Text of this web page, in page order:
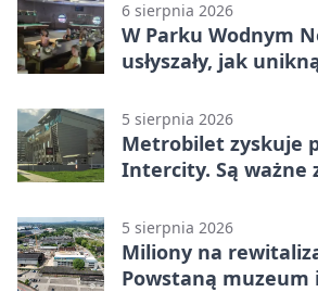
6 sierpnia 2026
W Parku Wodnym
usłyszały, jak
5 sierpnia 2026
Metrobilet zyskuje
Intercity. Są ważne
5 sierpnia 2026
Miliony na
Powstaną